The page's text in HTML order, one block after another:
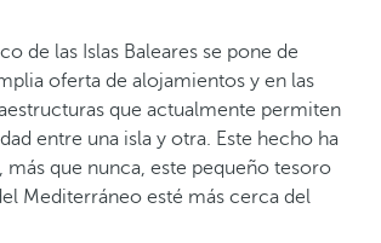
de las Islas Baleares se pone de
oferta de alojamientos y en las
que actualmente permiten
entre una isla y otra. Este hecho ha
que nunca, este pequeño tesoro
Mediterráneo esté más cerca del